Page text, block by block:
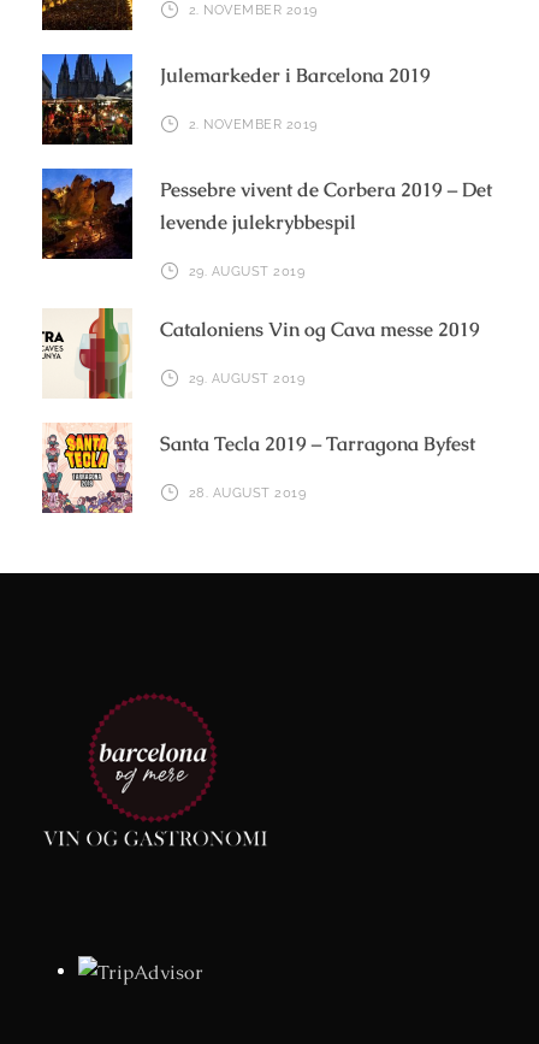
2. NOVEMBER 2019
Julemarkeder i Barcelona 2019
2. NOVEMBER 2019
Pessebre vivent de Corbera 2019 – Det
levende julekrybbespil
29. AUGUST 2019
Cataloniens Vin og Cava messe 2019
29. AUGUST 2019
Santa Tecla 2019 – Tarragona Byfest
28. AUGUST 2019